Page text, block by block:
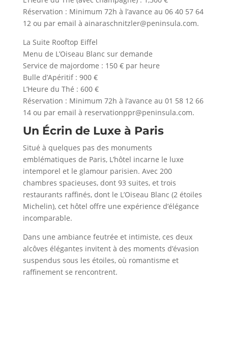
Réservation : Minimum 72h à l’avance au 06 40 57 64
12 ou par email à ainaraschnitzler@peninsula.com.
La Suite Rooftop Eiffel
Menu de L’Oiseau Blanc sur demande
Service de majordome : 150 € par heure
Bulle d’Apéritif : 900 €
L’Heure du Thé : 600 €
Réservation : Minimum 72h à l’avance au 01 58 12 66
14 ou par email à reservationppr@peninsula.com.
Un Écrin de Luxe à Paris
Situé à quelques pas des monuments
emblématiques de Paris, L’hôtel incarne le luxe
intemporel et le glamour parisien. Avec 200
chambres spacieuses, dont 93 suites, et trois
restaurants raffinés, dont le L’Oiseau Blanc (2 étoiles
Michelin), cet hôtel offre une expérience d’élégance
incomparable.
Dans une ambiance feutrée et intimiste, ces deux
alcôves élégantes invitent à des moments d’évasion
suspendus sous les étoiles, où romantisme et
raffinement se rencontrent.